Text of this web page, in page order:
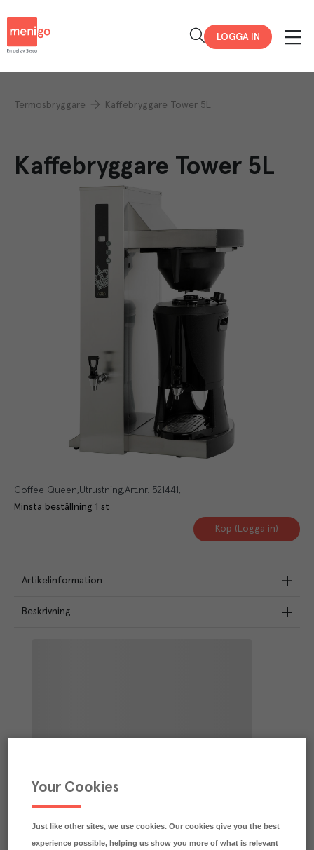
LOGGA IN
Termosbryggare Kaffebryggare Tower 5L
Kaffebryggare Tower 5L
Coffee Queen Utrustning Art.nr. 521441
Minsta beställning 1 st
Köp (Logga in)
Artikelinformation
Beskrivning
Your Cookies
Just like other sites, we use cookies. Our cookies give you the best
experience possible, helping us show you more of what is relevant